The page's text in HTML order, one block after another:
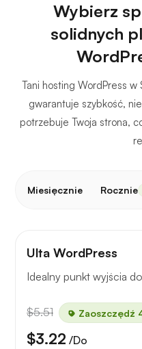
Wybierz
solidnych
Tani hosting WordPress
gwarantuje szybkość,
potrzebuje Twoja strona,
Miesięcznie Rocznie
Ulta WordPress
Idealny punkt wyjścia
$5.51 Zaoszczędź
$3.22 /Do